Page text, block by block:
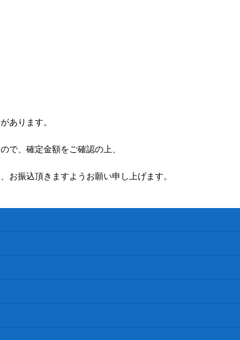
あります。
で、確定金額をご確認の上、
お振込頂きますようお願い申し上げます。